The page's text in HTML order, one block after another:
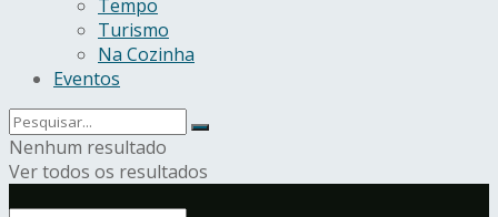
Tempo
Turismo
Na Cozinha
Eventos
Nenhum resultado
Ver todos os resultados